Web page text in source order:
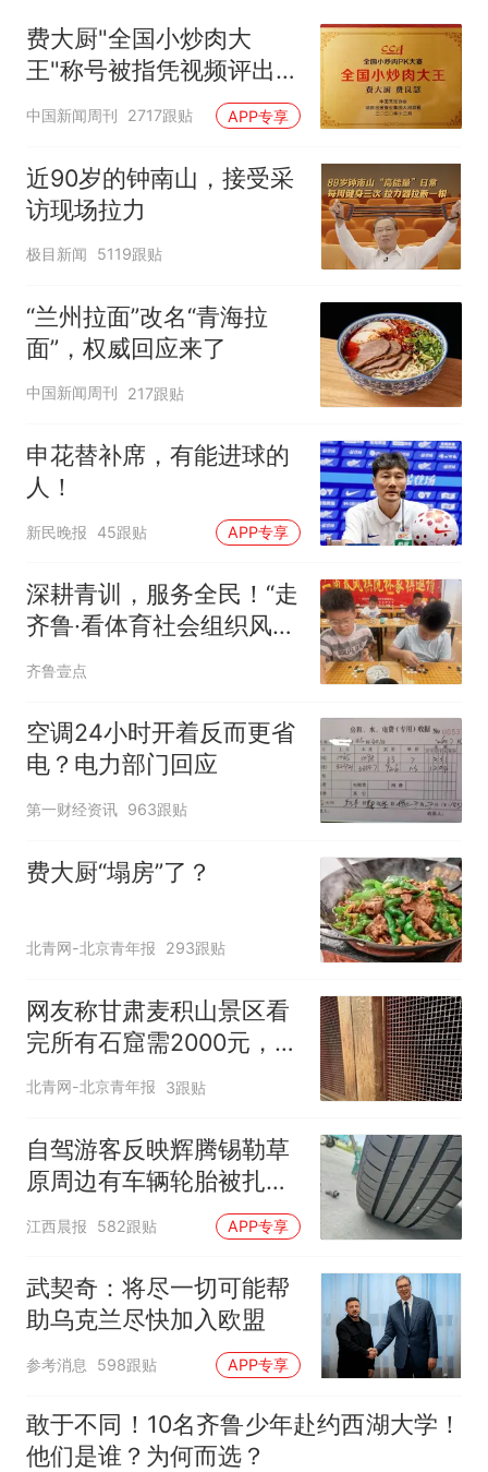
费大厨"全国小炒肉大
王"称号被指凭视频评出
官方回应
中国新闻周刊 2717跟贴 APP专享
近90岁的钟南山，接受采
访现场拉力
极目新闻 5119跟贴
“兰州拉面”改名“青海拉
面”，权威回应来了
中国新闻周刊 217跟贴
申花替补席，有能进球的
人！
新民晚报 45跟贴 APP专享
深耕青训，服务全民！“走
齐鲁·看体育社会组织风
采”走进沂水
齐鲁壹点
空调24小时开着反而更省
电？电力部门回应
第一财经资讯 963跟贴
费大厨“塌房”了？
北青网-北京青年报 293跟贴
网友称甘肃麦积山景区看
完所有石窟需2000元，景
区：部分石窟受特别保
护，游客可按需买
北青网-北京青年报 3跟贴
自驾游客反映辉腾锡勒草
原周边有车辆轮胎被扎，
修理店铺换胎价格高达千
元，官方发布情况通报
江西晨报 582跟贴 APP专享
武契奇：将尽一切可能帮
助乌克兰尽快加入欧盟
参考消息 598跟贴 APP专享
敢于不同！10名齐鲁少年赴约西湖大学！
他们是谁？为何而选？